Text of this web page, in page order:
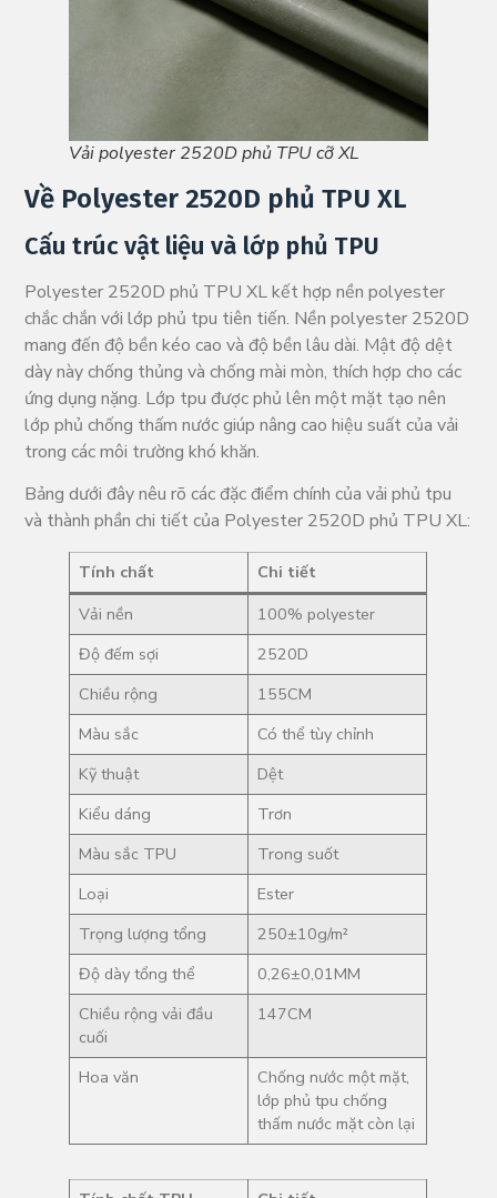
Vải polyester 2520D phủ TPU cỡ XL
Về Polyester 2520D phủ TPU XL
Cấu trúc vật liệu và lớp phủ TPU
Polyester 2520D phủ TPU XL kết hợp nền polyester
chắc chắn với lớp phủ tpu tiên tiến. Nền polyester 2520D
mang đến độ bền kéo cao và độ bền lâu dài. Mật độ dệt
dày này chống thủng và chống mài mòn, thích hợp cho các
ứng dụng nặng. Lớp tpu được phủ lên một mặt tạo nên
lớp phủ chống thấm nước giúp nâng cao hiệu suất của vải
trong các môi trường khó khăn.
Bảng dưới đây nêu rõ các đặc điểm chính của vải phủ tpu
và thành phần chi tiết của Polyester 2520D phủ TPU XL:
Tính chất
Chi tiết
Vải nền
100% polyester
Độ đếm sợi
2520D
Chiều rộng
155CM
Màu sắc
Có thể tùy chỉnh
Kỹ thuật
Dệt
Kiểu dáng
Trơn
Màu sắc TPU
Trong suốt
Loại
Ester
Trọng lượng tổng
250±10g/m²
Độ dày tổng thể
0,26±0,01MM
Chiều rộng vải đầu
cuối
147CM
Hoa văn
Chống nước một mặt,
lớp phủ tpu chống
thấm nước mặt còn lại